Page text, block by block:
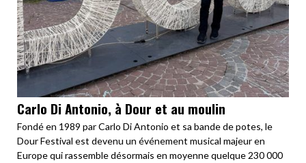
Carlo Di Antonio, à Dour et au moulin
Fondé en 1989 par Carlo Di Antonio et sa bande de potes, le
Dour Festival est devenu un événement musical majeur en
Europe qui rassemble désormais en moyenne quelque 230 000